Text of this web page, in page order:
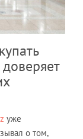
уже
о том,